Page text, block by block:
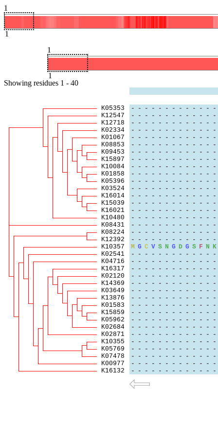
1
1
1
1
Showing residues 1 - 40
K05353
K12547
K12718
K02334
K01067
K08853
K09453
K15897
K10084
K01858
K05396
K03524
K16014
K15039
K16021
K10480
K08431
K08224
K12392
K10357
K02541
K04716
K16317
K02120
K14369
K03649
K13876
K01583
K15859
K05962
K02684
K02871
K10355
K05769
K07478
K00977
K16132
- - - - - - - - - - - -
-
-
- - - - - - - - - - -
-
-
- - - - - - - - - - -
-
-
- - - - - - - - - - -
-
-
- - - - - - - - - - -
-
-
- - - - - - - - - - -
-
-
- - - - - - - - - - -
-
-
- - - - - - - - - - -
-
-
- - - - - - - - - - -
-
-
- - - - - - - - - - -
-
-
- - - - - - - - - - -
-
-
- - - - - - - - - - -
-
-
- - - - - - - - - - -
-
-
- - - - - - - - - - -
-
-
- - - - - - - - - - -
-
-
- - - - - - - - - - -
-
-
- - - - - - - - - - -
-
-
- - - - - - - - - - -
-
-
- - - - - - - - - - -
-
M G C V S N G D G S F N K
-
- - - - - - - - - - -
-
-
- - - - - - - - - - -
-
-
- - - - - - - - - - -
-
-
- - - - - - - - - - -
-
-
- - - - - - - - - - -
-
-
- - - - - - - - - - -
-
-
- - - - - - - - - - -
-
-
- - - - - - - - - - -
-
-
- - - - - - - - - - -
-
-
- - - - - - - - - - -
-
-
- - - - - - - - - - -
-
-
- - - - - - - - - - -
-
-
- - - - - - - - - - -
-
-
- - - - - - - - - - -
-
-
- - - - - - - - - - -
-
-
- - - - - - - - - - -
-
-
- - - - - - - - - - - -